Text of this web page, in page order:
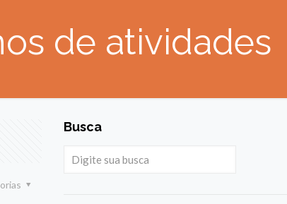
de atividades
Busca